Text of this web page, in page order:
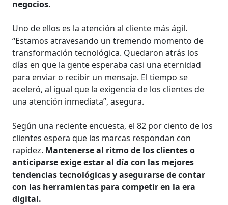
negocios.
Uno de ellos es la atención al cliente más ágil.
“Estamos atravesando un tremendo momento de
transformación tecnológica. Quedaron atrás los
días en que la gente esperaba casi una eternidad
para enviar o recibir un mensaje. El tiempo se
aceleró, al igual que la exigencia de los clientes de
una atención inmediata”, asegura.
Según una reciente encuesta, el 82 por ciento de los
clientes espera que las marcas respondan con
rapidez. Mantenerse al ritmo de los clientes o
anticiparse exige estar al día con las mejores
tendencias tecnológicas y asegurarse de contar
con las herramientas para competir en la era
digital.